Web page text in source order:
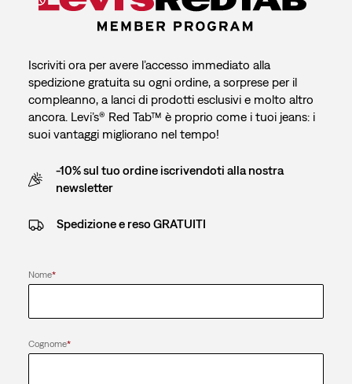
Iscriviti ora per avere l’accesso immediato alla
spedizione gratuita su ogni ordine, a sorprese per il
compleanno, a lanci di prodotti esclusivi e molto altro
ancora. Levi’s® Red Tab™ è proprio come i tuoi jeans: i
suoi vantaggi migliorano nel tempo!
-10% sul tuo ordine iscrivendoti alla nostra
newsletter
Spedizione e reso GRATUITI
Nome*
Cognome*